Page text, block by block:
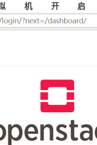
虚拟机